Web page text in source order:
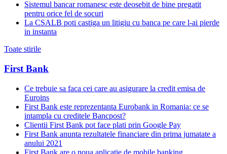
Sistemul bancar romanesc este deosebit de bine pregatit
pentru orice fel de socuri
La CSALB poti castiga un litigiu cu banca pe care l-ai pierde
in instanta
Toate stirile
First Bank
Ce trebuie sa faca cei care au asigurare la credit emisa de
Euroins
First Bank este reprezentanta Eurobank in Romania: ce se
intampla cu creditele Bancpost?
Clientii First Bank pot face plati prin Google Pay
First Bank anunta rezultatele financiare din prima jumatate a
anului 2021
First Bank are o noua aplicatie de mobile banking